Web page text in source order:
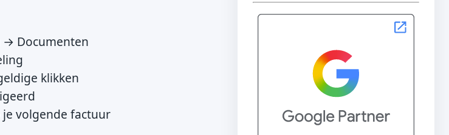
→ Documenten
klikken
volgende factuur